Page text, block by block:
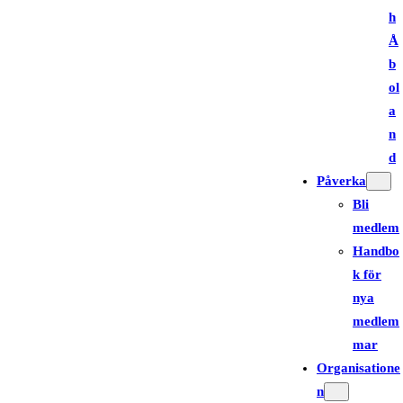
h
Å
b
ol
a
n
d
Påverka
Bli
medlem
Handbo
k för
nya
medlem
mar
Organisatione
n